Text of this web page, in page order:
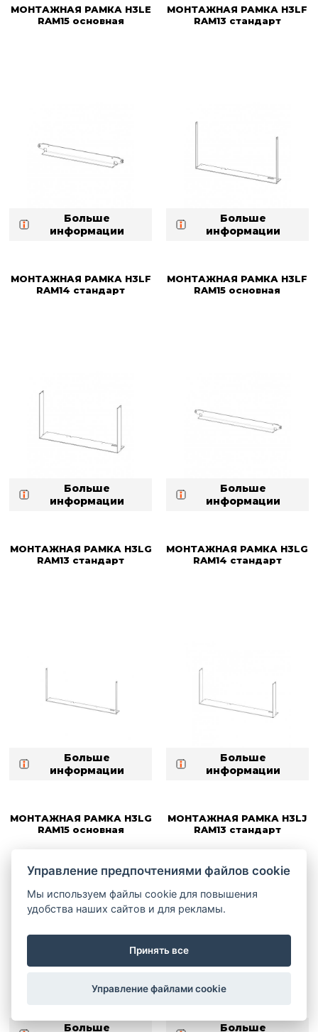
МОНТАЖНАЯ РАМКА H3LE
RAM15 основная
Больше
информации
МОНТАЖНАЯ РАМКА H3LF
RAM13 стандарт
Больше
информации
МОНТАЖНАЯ РАМКА H3LF
RAM14 стандарт
Больше
информации
МОНТАЖНАЯ РАМКА H3LF
RAM15 основная
Больше
информации
МОНТАЖНАЯ РАМКА H3LG
RAM13 стандарт
Больше
информации
МОНТАЖНАЯ РАМКА H3LG
RAM14 стандарт
Больше
информации
МОНТАЖНАЯ РАМКА H3LG
RAM15 основная
Больше
МОНТАЖНАЯ РАМКА H3LJ
RAM13 стандарт
Больше
Управление предпочтениями файлов cookie
Мы используем файлы cookie для повышения
удобства наших сайтов и для рекламы.
Принять все
Управление файлами cookie